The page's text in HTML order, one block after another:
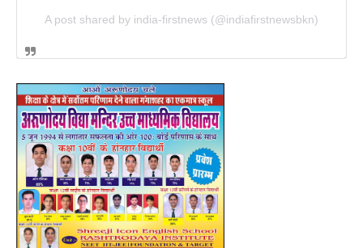
A post shared by india-firstnews (@indiafirstnewsbkn)